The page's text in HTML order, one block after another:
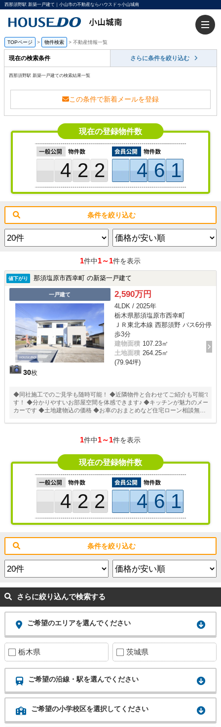
西那須野駅 新築一戸建て｜小山市の不動産ならハウスドゥ小山城南
TOPページ > 物件検索 > 不動産情報一覧
現在の検索条件 さらに条件を絞り込む
西那須野駅 新築一戸建ての検索結果一覧
この条件で新着メールを登録
現在の登録物件数
422 461
条件を絞り込む
1件中1～1件を表示
値下がり 那須塩原市西幸町 の新築一戸建て
一戸建て
30枚
2,590万円
4LDK / 2025年
栃木県那須塩原市西幸町
ＪＲ東北本線 西那須野 バス6分停
歩3分
建物面積 107.23㎡
土地面積 264.25㎡
(79.94坪)
◆同社施工でのご見学も随時可能！ ◆近隣物件と合わせてご紹介も可能で
す！ ◆分かりやすいお部屋空間を体感できます♪ ◆キッチンが魅力のメー
カーです ◆土地建物込の価格 ◆お車のおまとめなど住宅ローン相談無料
1件中1～1件を表示
現在の登録物件数
422 461
条件を絞り込む
さらに絞り込んで検索する
ご希望のエリアを選んでください
栃木県 茨城県
ご希望の沿線・駅を選んでください
ご希望の小学校区を選択してください